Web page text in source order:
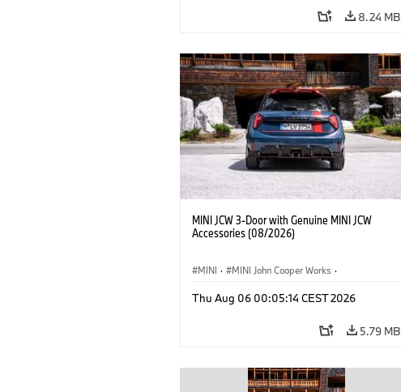
8.24 MB
MINI JCW 3-Door with Genuine MINI JCW
Accessories (08/2026)
MINI · MINI John Cooper Works ·
Optional Extras, Accessories
Thu Aug 06 00:05:14 CEST 2026
5.79 MB